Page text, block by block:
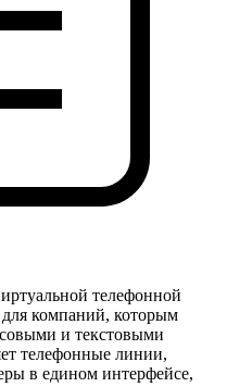
телефонной
для компаний, которым
и текстовыми
телефонные линии,
в едином интерфейсе,